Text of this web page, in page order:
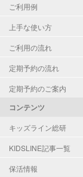
ご利用例
上手な使い方
ご利用の流れ
定期予約の流れ
定期予約のご案内
コンテンツ
キッズライン総研
KIDSLINE記事一覧
保活情報